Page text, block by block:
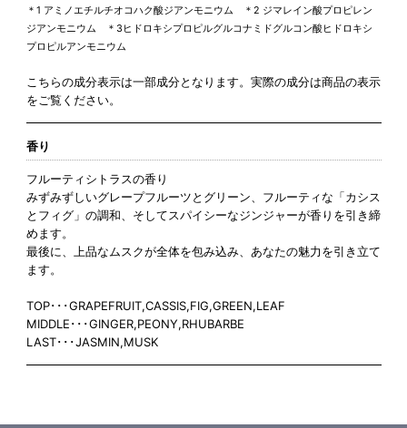
＊1 アミノエチルチオコハク酸ジアンモニウム ＊2 ジマレイン酸プロピレン
ジアンモニウム ＊3ヒドロキシプロピルグルコナミドグルコン酸ヒドロキシ
プロピルアンモニウム
こちらの成分表示は一部成分となります。実際の成分は商品の表示
をご覧ください。
香り
フルーティシトラスの香り
みずみずしいグレープフルーツとグリーン、フルーティな「カシス
とフィグ」の調和、そしてスパイシーなジンジャーが香りを引き締
めます。
最後に、上品なムスクが全体を包み込み、あなたの魅力を引き立て
ます。
TOP･･･GRAPEFRUIT,CASSIS,FIG,GREEN,LEAF
MIDDLE･･･GINGER,PEONY,RHUBARBE
LAST･･･JASMIN,MUSK